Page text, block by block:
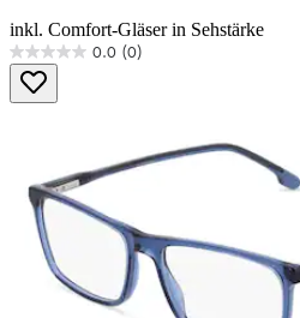
inkl. Comfort-Gläser in Sehstärke
0.0 (0)
0.0
von
5